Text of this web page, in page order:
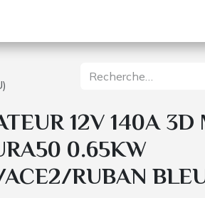
12V 140A 3D
0.65KW
RUBAN